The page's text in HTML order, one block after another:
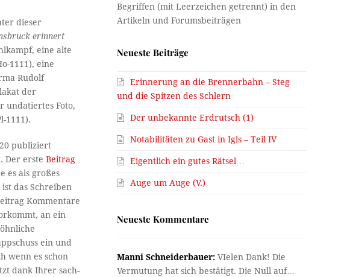
dieser
erinnert
eine alte
1111), eine
Rudolf
der
undatiertes Foto,
1111).
publiziert
Der ersteBeitrag
es als großes
das Schreiben
Kommentare
an ein
ein und
wenn es schon
dank Ihrer sach-
Neueste Beiträge
Erinnerung an die Brennerbahn – Steg
und die Spitzen des Schlern
Der unbekannte Erdrutsch (1)
Notabilitäten zu Gast in Igls – Teil IV
Eigentlich ein gutes Rätsel…
Auge um Auge (V.)
Neueste Kommentare
Manni Schneiderbauer: VIelen Dank! Die
Vermutung hat sich bestätigt. Die Null auf…